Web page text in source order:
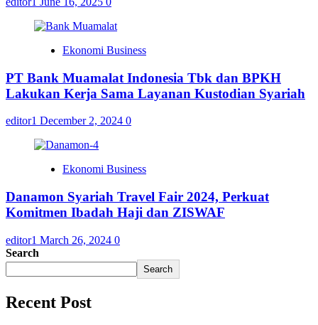
Ekonomi Business
PT Bank Muamalat Indonesia Tbk dan BPKH
Lakukan Kerja Sama Layanan Kustodian Syariah
editor1 December 2, 2024 0
Ekonomi Business
Danamon Syariah Travel Fair 2024, Perkuat
Komitmen Ibadah Haji dan ZISWAF
editor1 March 26, 2024 0
Search
Search
Recent Post